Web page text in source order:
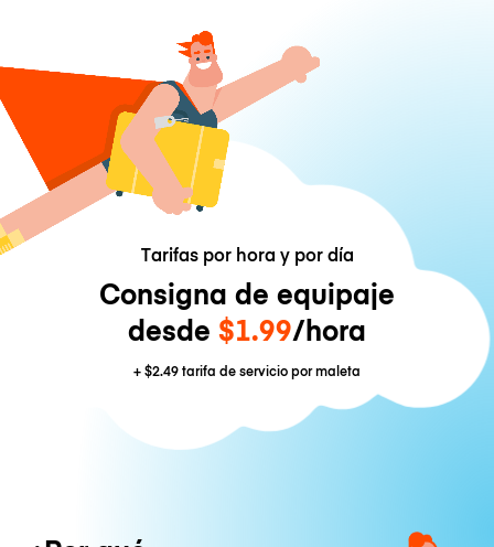
Tarifas por hora y por día
Consigna de equipaje
desde $1.99/hora
+$2.49tarifa de servicio por maleta